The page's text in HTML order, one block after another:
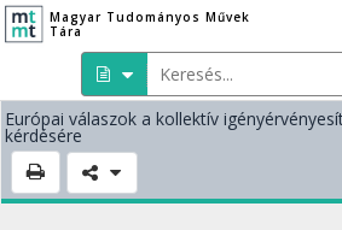
Magyar Tudományos Művek
Tára
Európai válaszok a kollektív
kérdésére